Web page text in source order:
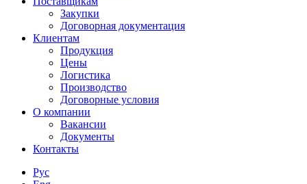
Закупки
Договорная документация
Клиентам
Продукция
Цены
Логистика
Производство
Договорные условия
О компании
Вакансии
Документы
Контакты
Рус